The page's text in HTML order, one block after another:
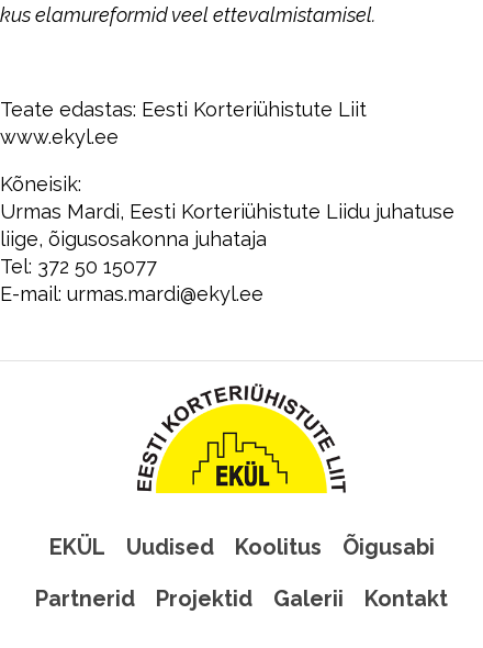
kus elamureformid veel ettevalmistamisel.
Teate edastas: Eesti Korteriühistute Liit
www.ekyl.ee
Kõneisik:
Urmas Mardi, Eesti Korteriühistute Liidu juhatuse
liige, õigusosakonna juhataja
Tel: 372 50 15077
E-mail: urmas.mardi@ekyl.ee
EKÜL Uudised Koolitus
Õigusabi
Partnerid
Projektid Galerii Kontakt